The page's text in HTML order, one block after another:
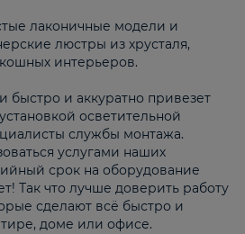
лаконичные модели и
люстры из хрусталя,
интерьеров.
быстро и аккуратно привезет
осветительной
службы монтажа.
услугами наших
срок на оборудование
Так что лучше доверить работу
сделают всё быстро и
доме или офисе.